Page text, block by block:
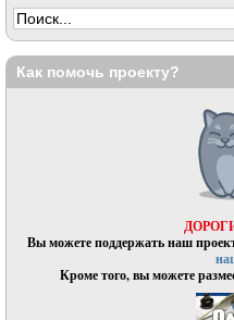
Как помочь проекту?
Вы можете поддержать наш
Кроме того, вы можете